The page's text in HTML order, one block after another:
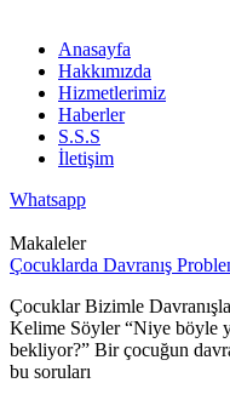
Anasayfa
Hakkımızda
Hizmetlerimiz
Haberler
S.S.S
İletişim
Whatsapp
Makaleler
Çocuklarda Davranış
Çocuklar Bizimle
Kelime Söyler “Niye böyle
bekliyor?” Bir çocuğun
bu soruları